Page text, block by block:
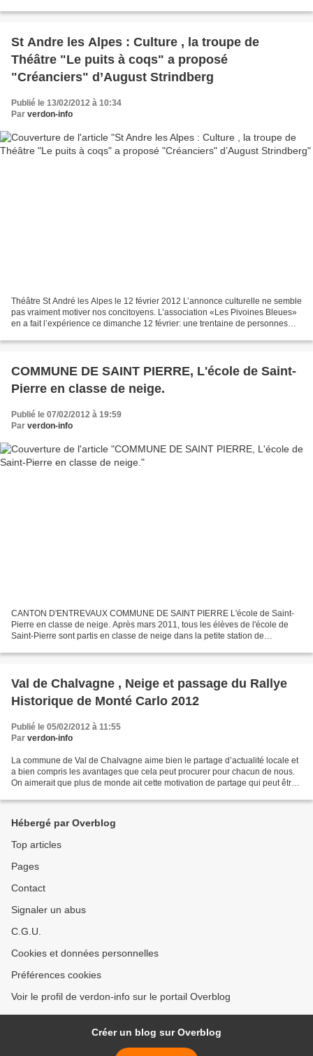
St Andre les Alpes : Culture , la troupe de
Théâtre "Le puits à coqs" a proposé
"Créanciers" d’August Strindberg
Publié le 13/02/2012 à 10:34
Par verdon-info
Théâtre St André les Alpes le 12 février 2012 L’annonce culturelle ne semble
pas vraiment motiver nos concitoyens. L’association «Les Pivoines Bleues»
en a fait l’expérience ce dimanche 12 février: une trentaine de personnes
COMMUNE DE SAINT PIERRE, L'école de Saint-
Pierre en classe de neige.
Publié le 07/02/2012 à 19:59
Par verdon-info
CANTON D'ENTREVAUX COMMUNE DE SAINT PIERRE L'école de Saint-
Pierre en classe de neige. Après mars 2011, tous les élèves de l'école de
Saint-Pierre sont partis en classe de neige dans la petite station de
Val de Chalvagne , Neige et passage du Rallye
Historique de Monté Carlo 2012
Publié le 05/02/2012 à 11:55
Par verdon-info
La commune de Val de Chalvagne aime bien le partage d’actualité locale et
a bien compris les avantages que cela peut procurer pour chacun de nous.
On aimerait que plus de monde ait cette motivation de partage qui peut être
Hébergé par Overblog
Top articles
Pages
Contact
Signaler un abus
C.G.U.
Cookies et données personnelles
Préférences cookies
Voir le profil de verdon-info sur le portail Overblog
Créer un blog sur Overblog